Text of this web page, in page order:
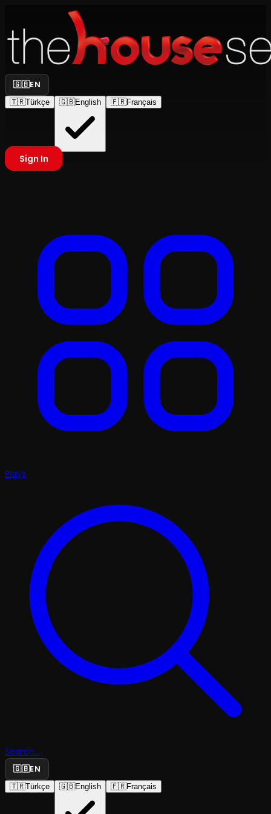
🇬🇧EN
🇹🇷Türkçe 🇬🇧English 🇫🇷Français
Sign In
Plays
Search...
🇬🇧EN
🇹🇷Türkçe 🇬🇧English 🇫🇷Français